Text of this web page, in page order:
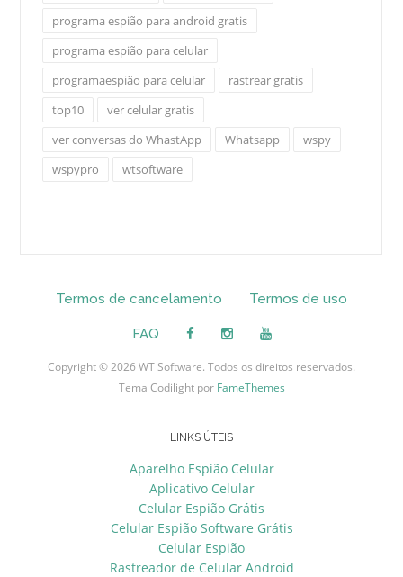
programa espião para android gratis
programa espião para celular
programaespião para celular
rastrear gratis
top10
ver celular gratis
ver conversas do WhastApp
Whatsapp
wspy
wspypro
wtsoftware
Termos de cancelamento Termos de uso
FAQ
Copyright © 2026 WT Software. Todos os direitos reservados.
Tema Codilight por FameThemes
LINKS ÚTEIS
Aparelho Espião Celular
Aplicativo Celular
Celular Espião Grátis
Celular Espião Software Grátis
Celular Espião
Rastreador de Celular Android